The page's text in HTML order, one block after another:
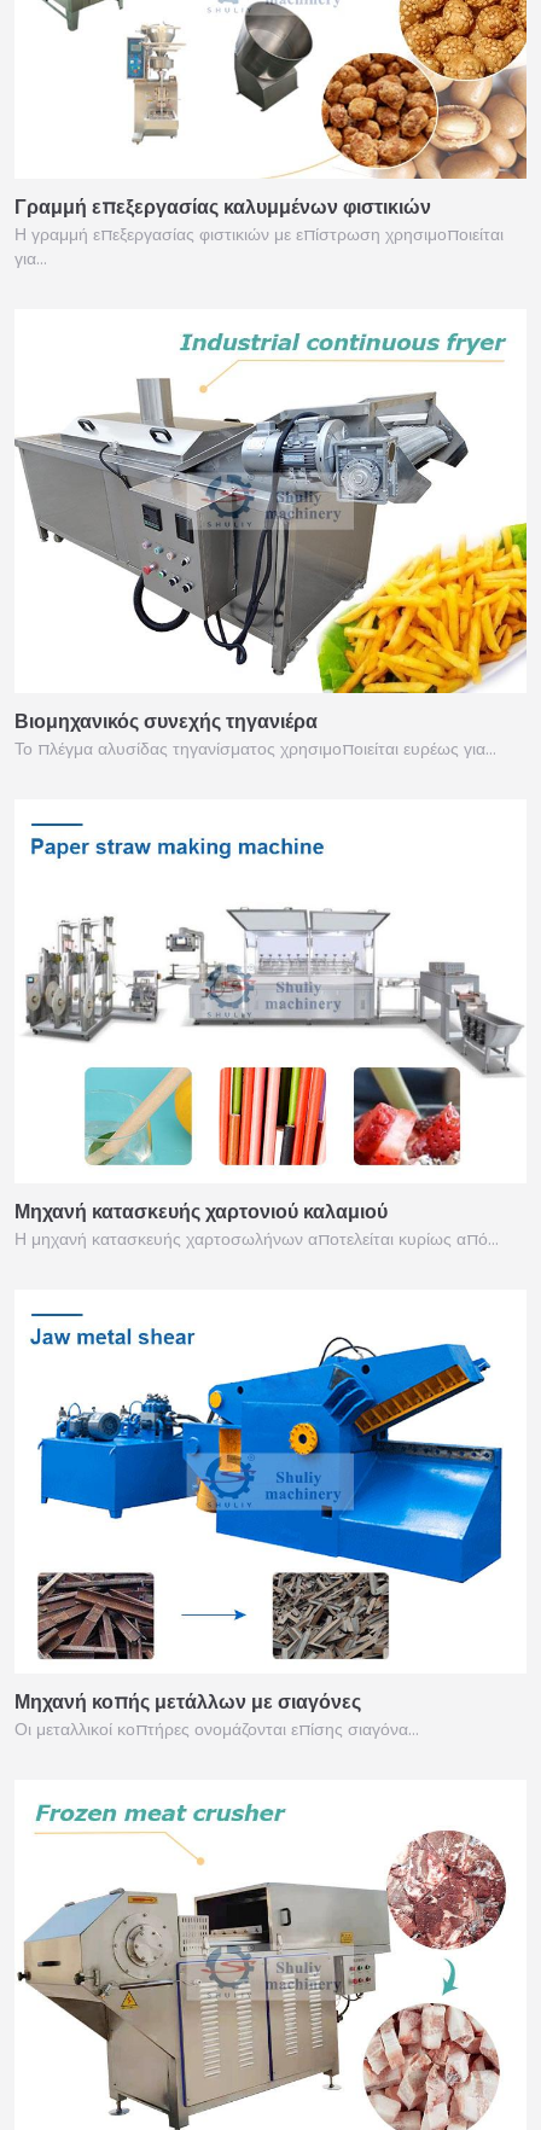
Γραμμή επεξεργασίας καλυμμένων φιστικιών
Η γραμμή επεξεργασίας φιστικιών με επίστρωση χρησιμοποιείται
για…
Βιομηχανικός συνεχής τηγανιέρα
Το πλέγμα αλυσίδας τηγανίσματος χρησιμοποιείται ευρέως για…
Μηχανή κατασκευής χαρτονιού καλαμιού
Η μηχανή κατασκευής χαρτοσωλήνων αποτελείται κυρίως από…
Μηχανή κοπής μετάλλων με σιαγόνες
Οι μεταλλικοί κοπτήρες ονομάζονται επίσης σιαγόνα…